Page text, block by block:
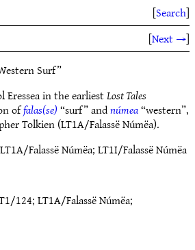
[Search]
[Next →]
Surf”
Eressea in the earliestLost Tales
offalas(se)“surf” andnúmea“western”,
Tolkien (LT1A/Falassë Númëa).
Falassë Númëa; LT1I/Falassë Númëa
124;LT1A/Falassë Númëa;